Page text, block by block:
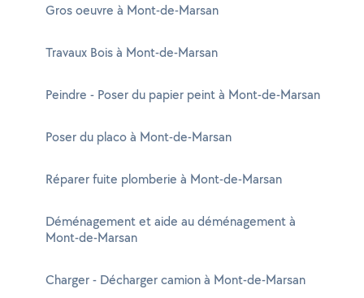
Gros oeuvre à Mont-de-Marsan
Travaux Bois à Mont-de-Marsan
Peindre - Poser du papier peint à Mont-de-Marsan
Poser du placo à Mont-de-Marsan
Réparer fuite plomberie à Mont-de-Marsan
Déménagement et aide au déménagement à
Mont-de-Marsan
Charger - Décharger camion à Mont-de-Marsan